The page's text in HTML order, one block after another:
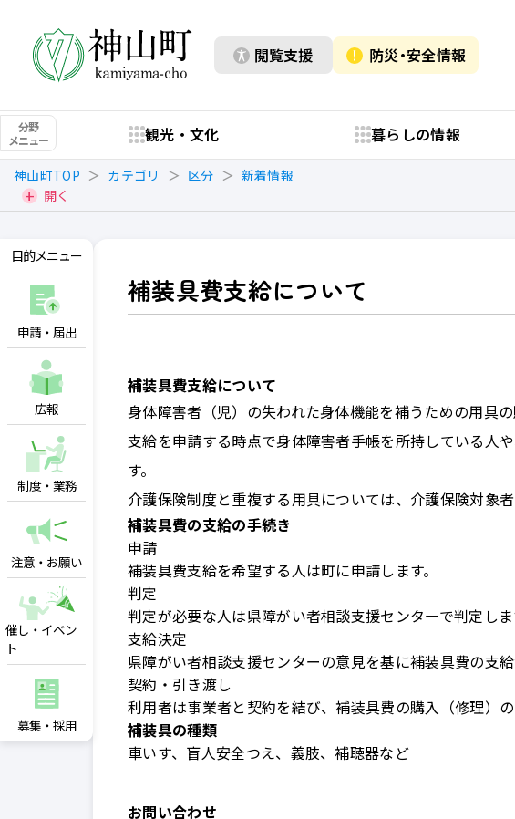
閲覧支援 防災・安全情報
分野
メニュー
観光・文化 暮らしの情報
神山町TOP カテゴリ 区分
新着情報
開く
目的メニュー
申請・届出
広報
制度・業務
注意・お願い
催し・イベン
ト
募集・採用
補装具費支給について
補装具費支給について
身体障害者（児）の失われた身体機能を補うための用具
支給を申請する時点で身体障害者手帳を所持している人
す。
介護保険制度と重複する用具については、介護保険対象
補装具費の支給の手続き
申請
補装具費支給を希望する人は町に申請します。
判定
判定が必要な人は県障がい者相談支援センターで判定しま
支給決定
県障がい者相談支援センターの意見を基に補装具費の支給
契約・引き渡し
利用者は事業者と契約を結び、補装具費の購入（修理）の
補装具の種類
車いす、盲人安全つえ、義肢、補聴器など
お問い合わせ